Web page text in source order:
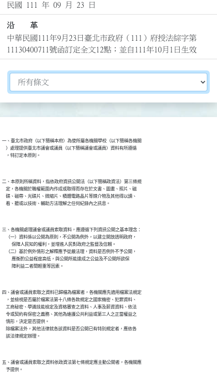
民國 111 年 09 月 23 日
沿 革
中華民國111年9月23日臺北市政府（111）府授法綜字第
11130400711號函訂定全文12點；並自111年10月1日生效
切換選擇法規資訊內容
一、臺北市政府（以下簡稱本府）為使所屬各機關學校（以下簡稱各機關
    ）處理提供臺北市議會或議員（以下簡稱議會或議員）資料有所遵循
二、本原則所稱資料，指依政府資訊公開法（以下簡稱政資法）第三條規
    定，各機關於職權範圍內作成或取得而存在於文書、圖畫、照片、磁
    碟、磁帶、光碟片、微縮片、積體電路晶片等媒介物及其他得以讀、
三、各機關處理議會或議員索取資料，應遵循下列資訊公開之基本理念：
    （一）資料係以公開為原則，不公開為例外，以建立開放透明政府，
          保障人民知的權利，並增進人民對政府之監督及信賴。
    （二）基於例外情形之解釋應予從嚴法理，資料是否例外不予公開，
          應衡酌公益程度高低，與公開所能達成之公益及不公開所欲保
四、議會或議員索取之資料已歸檔為檔案者，各機關應先適用檔案法規定
    ，並檢視是否屬於檔案法第十八條各款規定之國家機密、犯罪資料、
    工商秘密、學識技能檢定及資格審查之資料、人事及薪資資料、依法
    令或契約有保密之義務、其他為維護公共利益或第三人之正當權益之
    情形，決定是否提供。
    除檔案法外，其他法律就各該資料是否公開已有特別規定者，應依各
五、議會或議員索取之資料依政資法第七條規定應主動公開者，各機關應